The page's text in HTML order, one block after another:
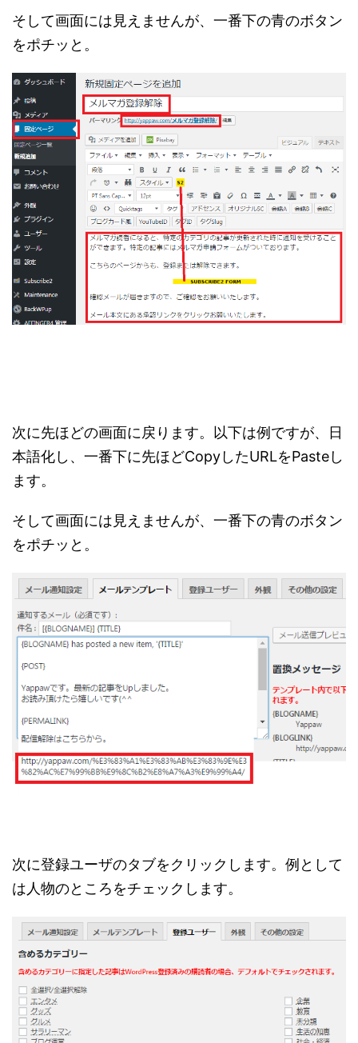
そして画面には見えませんが、一番下の青のボタン
をポチッと。
次に先ほどの画面に戻ります。以下は例ですが、日
本語化し、一番下に先ほどCopyしたURLをPasteし
ます。
そして画面には見えませんが、一番下の青のボタン
をポチッと。
次に登録ユーザのタブをクリックします。例として
は人物のところをチェックします。